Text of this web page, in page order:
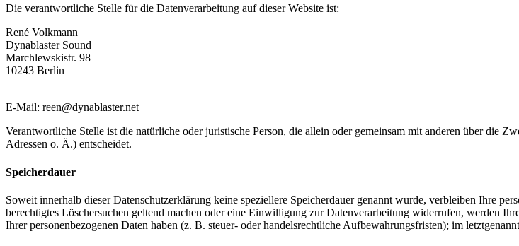
Die verantwortliche Stelle für die Datenverarbeitung auf dieser Website ist:
René Volkmann
Dynablaster Sound
Marchlewskistr. 98
10243 Berlin
E-Mail: reen@dynablaster.net
Verantwortliche Stelle ist die natürliche oder juristische Person, die allein oder gemeinsam mit anderen über die
Adressen o. Ä.) entscheidet.
Speicherdauer
Soweit innerhalb dieser Datenschutzerklärung keine speziellere Speicherdauer genannt wurde, verbleiben Ihre
berechtigtes Löschersuchen geltend machen oder eine Einwilligung zur Datenverarbeitung widerrufen, werden
Ihrer personenbezogenen Daten haben (z. B. steuer- oder handelsrechtliche Aufbewahrungsfristen); im